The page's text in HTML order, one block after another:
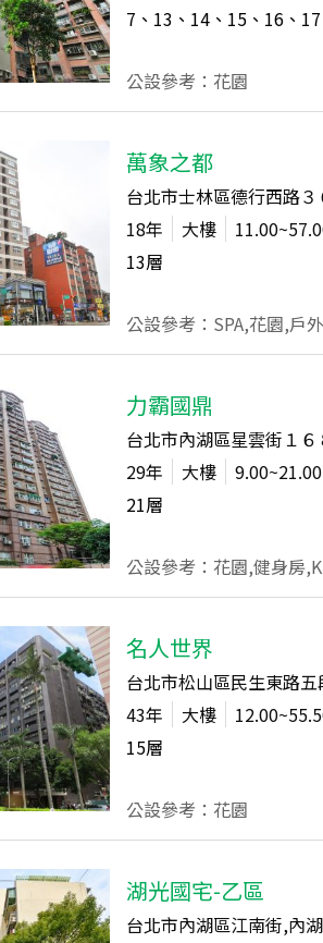
7、13、14、15、16、
公設參考：花園
萬象之都
台北市士林區德行西路３
18年 大樓
13層
力霸國鼎
台北市內湖區星雲街１
29年 大樓 9.00~21.00
21層
公設參考：花園,健身房
名人世界
台北市松山區民生東路
43年 大樓
15層
公設參考：花園
湖光國宅-乙區
台北市內湖區江南街,內